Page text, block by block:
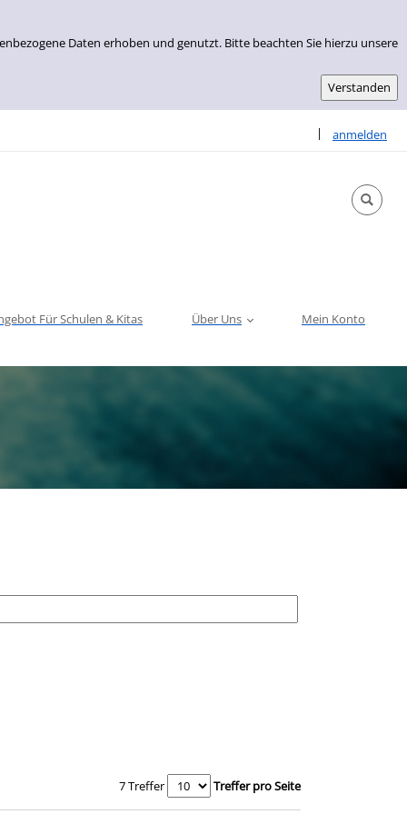
Daten erhoben und genutzt. Bitte beachten Sie hierzu unsere
| anmelden
Sprache
Für Schulen & Kitas Über Uns Mein Konto
7 Treffer Treffer pro Seite